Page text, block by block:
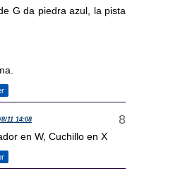
G da piedra azul, la pista
8/11 14:08
en W, Cuchillo en X